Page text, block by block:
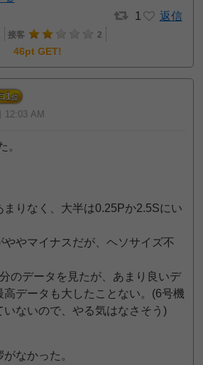
1 返信
接客
2
46pt GET!
1位
12:03 AM
。
まりなく、大半は0.25Pか2.5Sにい
ややマイナスだが、ヘソサイズ不
のデータを見たが、あまり良いデ
高データも大したことない。(6号機
いないので、やる気はなさそう)
なかった。